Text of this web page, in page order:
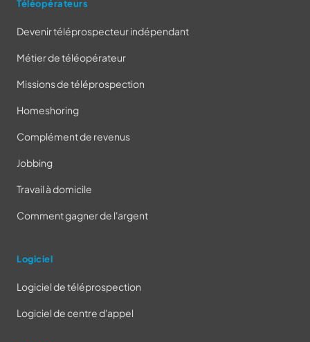
Téléopérateurs
Devenir téléprospecteur indépendant
Métier de téléopérateur
Missions de téléprospection
Homeshoring
Complément de revenus
Jobbing
Travail à domicile
Comment gagner de l'argent
Logiciel
Logiciel de téléprospection
Logiciel de centre d'appel